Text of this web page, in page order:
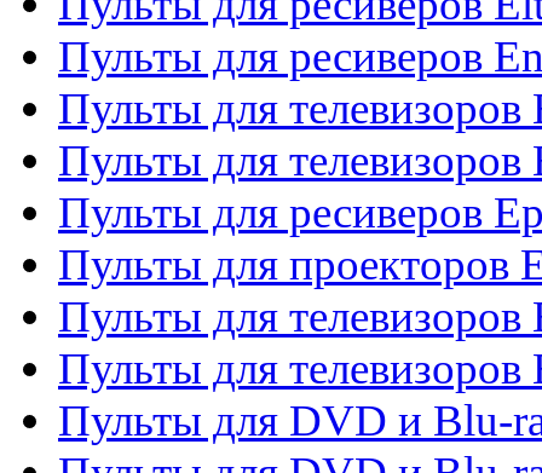
Пульты для ресиверов
Пульты для телевизоров
Пульты для телевизоров
Пульты для ресиверов
Пульты для проекторов
Пульты для телевизоров
Пульты для телевизоров
Пульты для DVD и Blu-